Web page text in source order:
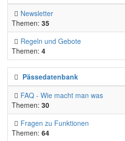
Newsletter
Themen: 35
Regeln und Gebote
Themen: 4
Pässedatenbank
FAQ - Wie macht man was
Themen: 30
Fragen zu Funktionen
Themen: 64